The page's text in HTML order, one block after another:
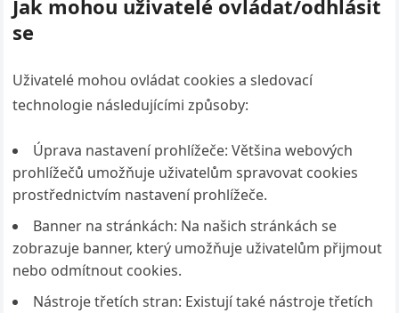
Jak mohou uživatelé ovládat/odhlásit
se
Uživatelé mohou ovládat cookies a sledovací
technologie následujícími způsoby:
Úprava nastavení prohlížeče: Většina webových
prohlížečů umožňuje uživatelům spravovat cookies
prostřednictvím nastavení prohlížeče.
Banner na stránkách: Na našich stránkách se
zobrazuje banner, který umožňuje uživatelům přijmout
nebo odmítnout cookies.
Nástroje třetích stran: Existují také nástroje třetích